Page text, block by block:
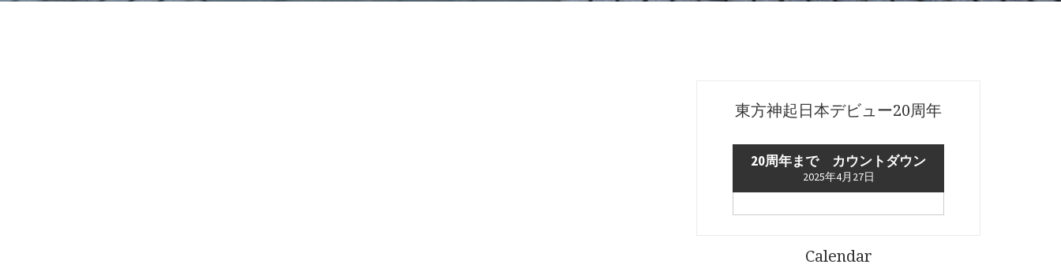
東方神起日本デビュー20周年
20周年まで カウントダウン
2025年4月27日
Calendar